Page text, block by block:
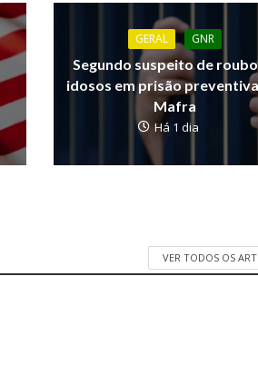
GERAL GNR
Segundo suspeito de
idosos em prisão
Mafra
Há 1 dia
VER TODOS OS